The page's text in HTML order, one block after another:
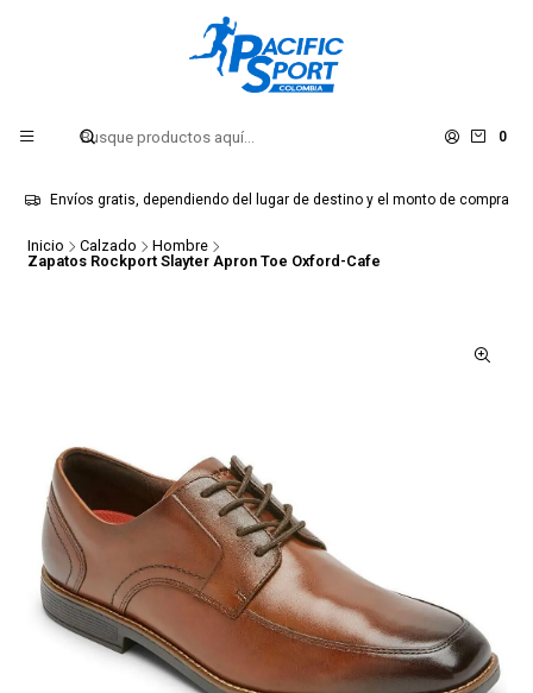
0
Envíos gratis, dependiendo del lugar de destino y el monto de compra
Inicio Calzado
Hombre
Zapatos Rockport Slayter Apron Toe Oxford-Cafe